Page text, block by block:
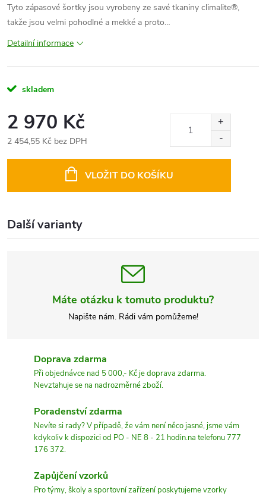
Tyto zápasové šortky jsou vyrobeny ze savé tkaniny climalite®,
takže jsou velmi pohodlné a mekké a proto…
Detailní informace
skladem
2 970 Kč
2 454,55 Kč bez DPH
VLOŽIT DO KOŠÍKU
Další varianty
Máte otázku k tomuto produktu?
Napište nám. Rádi vám pomůžeme!
Doprava zdarma
Při objednávce nad 5 000,- Kč je doprava zdarma.
Nevztahuje se na nadrozměrné zboží.
Poradenství zdarma
Nevíte si rady? V případě, že vám není něco jasné, jsme vám
kdykoliv k dispozici od PO - NE 8 - 21 hodin.na telefonu 777
176 372.
Zapůjčení vzorků
Pro týmy, školy a sportovní zařízení poskytujeme vzorky